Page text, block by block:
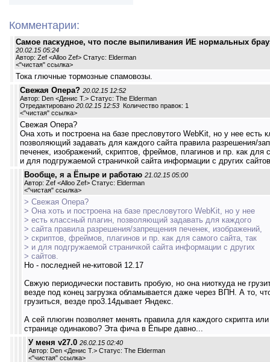
Комментарии:
Самое паскудное, что после выпиливания ИЕ нормальных
20.02.15 05:24
Автор: Zef <Alloo Zef> Статус: Elderman
<"чистая" ссылка>
Тока глючные тормозные спамовозы.
Свежая Опера? 20.02.15 12:52
Автор: Den <Денис Т.> Статус: The Elderman
Отредактировано 20.02.15 12:53 Количество правок: 1
<"чистая" ссылка>
Свежая Опера?
Она хоть и построена на базе пресловутого WebKit, но у нее есть
позволяющий задавать для каждого сайта правила разрешения/
печенек, изображений, скриптов, фреймов, плагинов и пр. как для
и для подгружаемой страничкой сайта информации с других
Вообще, я а Ёпыре и работаю 21.02.15 05:00
Автор: Zef <Alloo Zef> Статус: Elderman
<"чистая" ссылка>
> Свежая Опера?
> Она хоть и построена на базе пресловутого WebKit, но у нее
> есть классный плагин, позволяющий задавать для каждого
> сайта правила разрешения/запрещения печенек, изображений,
> скриптов, фреймов, плагинов и пр. как для самого сайта, так
> и для подгружаемой страничкой сайта информации с других
> сайтов.
Но - последней не-китовой 12.17
Свжую периодически поставить пробую, но она ниоткуда не
везде под конец загрузка обламывается даже через ВПН. А то,
грузиться, везде про3.14дывает Яндекс.
А сей плюгин позволяет менять правила для каждого скрипта
странице одинаково? Эта фича в Ёпыре давно...
У меня v27.0 26.02.15 02:40
Автор: Den <Денис Т.> Статус: The Elderman
<"чистая" ссылка>